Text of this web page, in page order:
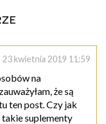
23 kwietnia 2019 11:59
na
że są
ten post. Czy jak
suplementy